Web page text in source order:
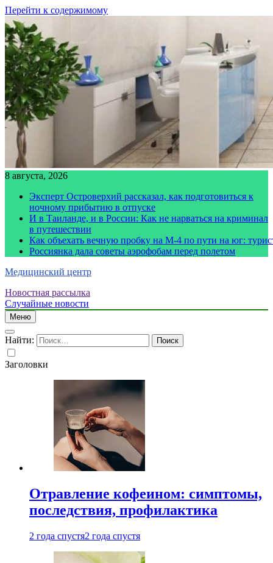
Перейти к содержимому
8 августа, 2026
Эксперт Островерхий рассказал, как подготовиться к
ночному прибытию в отпуске
И в Таиланде, и в России: Как не нарваться на криминал
в путешествии
Как объехать вечную пробку на М-4 по пути на юг:
Россиянка дала советы аэрофобам перед полетом
Медицинский центр
Новостная рассылка
Случайные новости
Меню
Найти:
Заголовки
Отравление кофеином: симптомы,
последствия, профилактика
2 года спустя2 года спустя